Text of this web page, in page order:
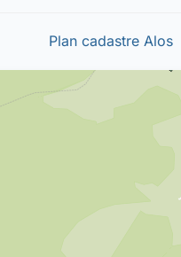
Plan cadastre Alos